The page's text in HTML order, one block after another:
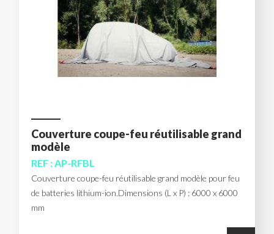
Couverture coupe-feu réutilisable grand
modèle
REF : AP-RFBL
Couverture coupe-feu réutilisable grand modèle pour feu
de batteries lithium-ion.Dimensions (L x P) : 6000 x 6000
mm